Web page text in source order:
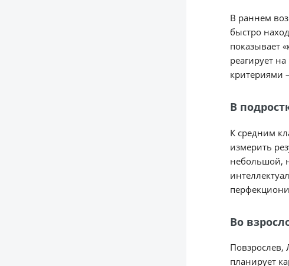
В раннем
быстро
показывает
реагирует
критериями
В
К средним
измерить
небольшой,
Во
Повзрослев,
планирует